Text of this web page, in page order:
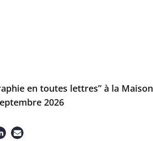
en toutes lettres” à la
2026